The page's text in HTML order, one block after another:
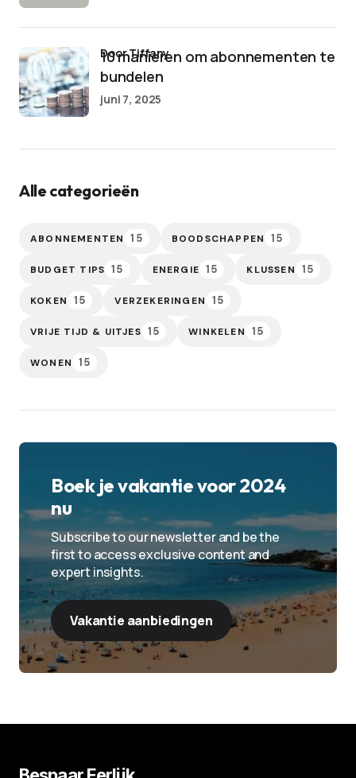
10 manieren om abonnementen te
bundelen
door Tiffany
juni 7, 2025
Alle categorieën
ABONNEMENTEN 15 BOODSCHAPPEN 15
BUDGET TIPS 15 ENERGIE 15 KLUSSEN 15
KOKEN 15 VERZEKERINGEN 15
VRIJE TIJD & UITJES 15 WINKELEN 15
WONEN 15
Boek je vakantie voor 2024
nu
Subscribe to our newsletter and be the
first to access exclusive content and
expert insights.
Vakantie aanbiedingen